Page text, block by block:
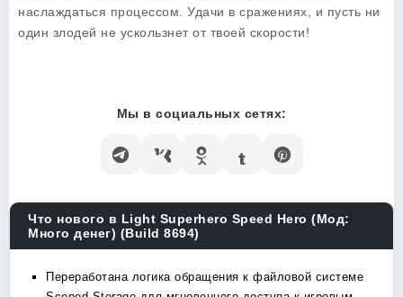
наслаждаться процессом. Удачи в сражениях, и пусть ни
один злодей не ускользнет от твоей скорости!
Мы в социальных сетях:
Что нового в Light Superhero Speed Hero (Мод:
Много денег) (Build 8694)
Переработана логика обращения к файловой системе